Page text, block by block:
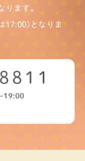
ます。
17:00)となりま